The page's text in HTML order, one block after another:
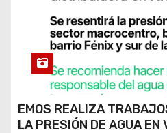
EMOS REALIZA
LA PRESIÓN DE AGUA EN